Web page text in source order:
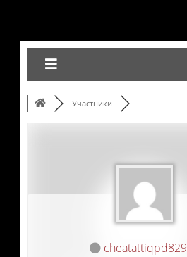
Участники
cheatattiqpd829